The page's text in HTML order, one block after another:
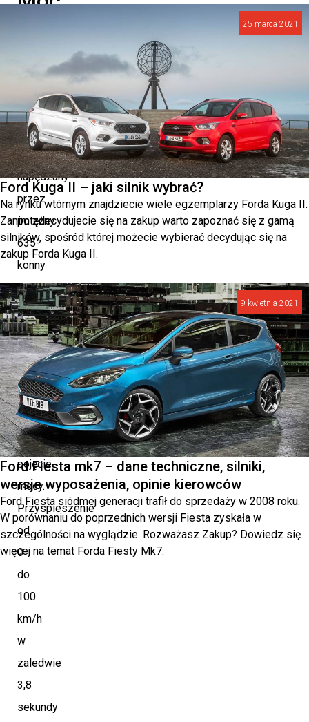
i
dynamika
Rover
Sport
SV,
napędzany
przez
potężny
635-
konny
silnik
Twin
Turbo
V8
z
miękką
hybrydą,
redefiniuje
pojęcie
mocy.
Przyspieszenie
od
0
do
100
km/h
w
zaledwie
3,8
sekundy
25 marca 2021
Ford Kuga II – jaki silnik wybrać?
Na rynku wtórnym znajdziecie wiele egzemplarzy Forda Kuga II.
Zanim zdecydujecie się na zakup warto zapoznać się z gamą
silników, spośród której możecie wybierać decydując się na
zakup Forda Kuga II.
9 kwietnia 2021
Ford Fiesta mk7 – dane techniczne, silniki,
wersje wyposażenia, opinie kierowców
Ford Fiesta siódmej generacji trafił do sprzedaży w 2008 roku.
W porównaniu do poprzednich wersji Fiesta zyskała w
szczególności na wyglądzie. Rozważasz Zakup? Dowiedz się
więcej na temat Forda Fiesty Mk7.